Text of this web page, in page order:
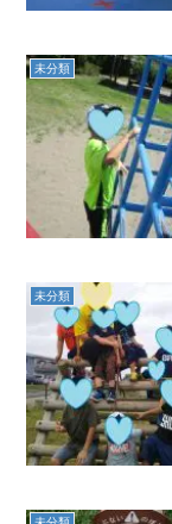
未分類
未分類